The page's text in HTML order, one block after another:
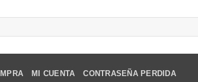
MI CUENTA CONTRASEÑA PERDIDA